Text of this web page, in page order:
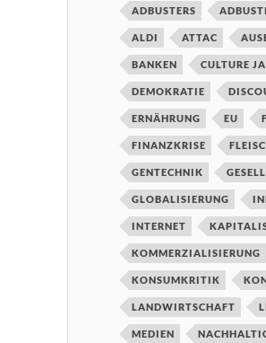
ADBUSTERS
ALDI ATTAC
BANKEN CULTURE
DEMOKRATIE
ERNÄHRUNG EU
FINANZKRISE
GENTECHNIK
GLOBALISIERUNG
INTERNET
KOMMERZIALISIERUNG
KONSUMKRITIK
LANDWIRTSCHAFT
MEDIEN